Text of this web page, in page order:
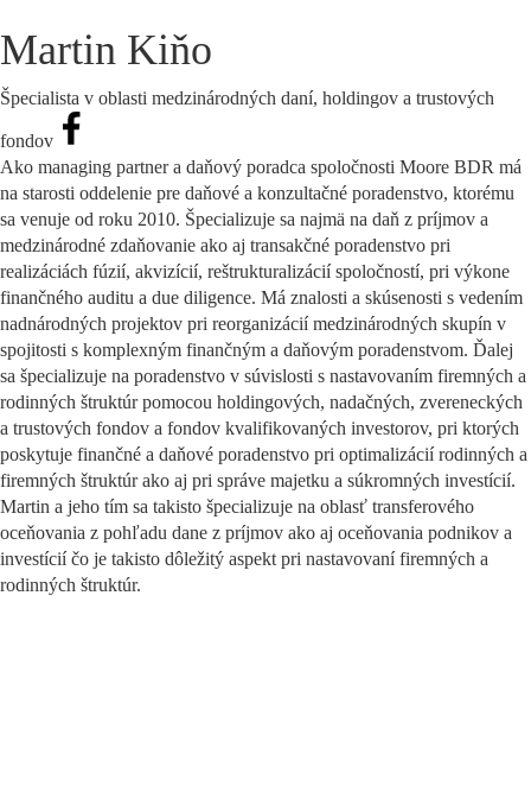
Martin Kiňo
Špecialista v oblasti medzinárodných daní, holdingov a trustových
fondov
Ako managing partner a daňový poradca spoločnosti Moore BDR má
na starosti oddelenie pre daňové a konzultačné poradenstvo, ktorému
sa venuje od roku 2010. Špecializuje sa najmä na daň z príjmov a
medzinárodné zdaňovanie ako aj transakčné poradenstvo pri
realizáciách fúzií, akvizícií, reštrukturalizácií spoločností, pri výkone
finančného auditu a due diligence. Má znalosti a skúsenosti s vedením
nadnárodných projektov pri reorganizácií medzinárodných skupín v
spojitosti s komplexným finančným a daňovým poradenstvom. Ďalej
sa špecializuje na poradenstvo v súvislosti s nastavovaním firemných a
rodinných štruktúr pomocou holdingových, nadačných, zvereneckých
a trustových fondov a fondov kvalifikovaných investorov, pri ktorých
poskytuje finančné a daňové poradenstvo pri optimalizácií rodinných a
firemných štruktúr ako aj pri správe majetku a súkromných investícií.
Martin a jeho tím sa takisto špecializuje na oblasť transferového
oceňovania z pohľadu dane z príjmov ako aj oceňovania podnikov a
investícií čo je takisto dôležitý aspekt pri nastavovaní firemných a
rodinných štruktúr.